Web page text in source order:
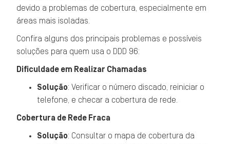
devido a problemas de cobertura, especialmente em
áreas mais isoladas.
Confira alguns dos principais problemas e possíveis
soluções para quem usa o DDD 96:
Dificuldade em Realizar Chamadas
Solução: Verificar o número discado, reiniciar o
telefone, e checar a cobertura de rede.
Cobertura de Rede Fraca
Solução: Consultar o mapa de cobertura da